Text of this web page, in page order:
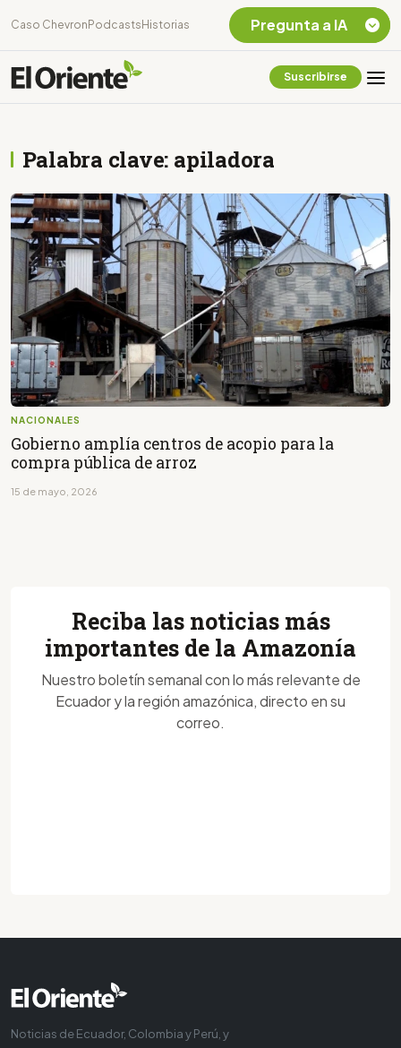
Caso Chevron Podcasts Historias
Suscribirse
Palabra clave: apiladora
NACIONALES
Gobierno amplía centros de acopio para la
compra pública de arroz
15 de mayo, 2026
Pregunta a IA
Listar destinos
Amazonia Ecuatoriana
¿En que consiste la
tasa minera que rige en
Ecuador?
Reciba las noticias más
importantes de la Amazonía
Nuestro boletín semanal con lo más relevante de
Ecuador y la región amazónica, directo en su
correo.
Noticias de Ecuador, Colombia y Perú, y